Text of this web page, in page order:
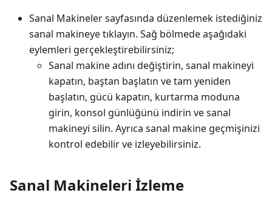
Sanal Makineler sayfasında düzenlemek istediğiniz
sanal makineye tıklayın. Sağ bölmede aşağıdaki
eylemleri gerçekleştirebilirsiniz;
Sanal makine adını değiştirin, sanal makineyi
kapatın, baştan başlatın ve tam yeniden
başlatın, gücü kapatın, kurtarma moduna
girin, konsol günlüğünü indirin ve sanal
makineyi silin. Ayrıca sanal makine geçmişinizi
kontrol edebilir ve izleyebilirsiniz.
Sanal Makineleri İzleme